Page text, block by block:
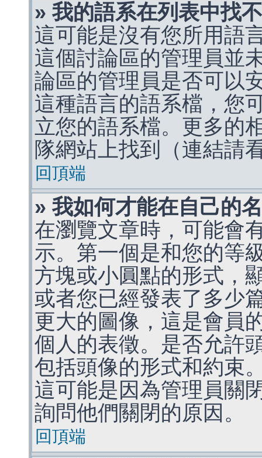
» 我的語系在列表中找
這可能是沒有您所用語
這個討論區的管理員並
論區的管理員是否可以
這種語言的語系檔，您
立您的語系檔。更多的
隊網站上找到（連結請
回頂端
» 我如何才能在自己的
在瀏覽文章時，可能會
示。第一個是和您的等
方塊或小圓點的形式，
或者您已經發表了多少
更大的圖像，這是會員
個人的表徵。是否允許
包括頭像的形式和約束
這可能是因為管理員關
詢問他們關閉的原因。
回頂端